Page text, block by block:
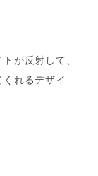
が反射して、
れるデザイ